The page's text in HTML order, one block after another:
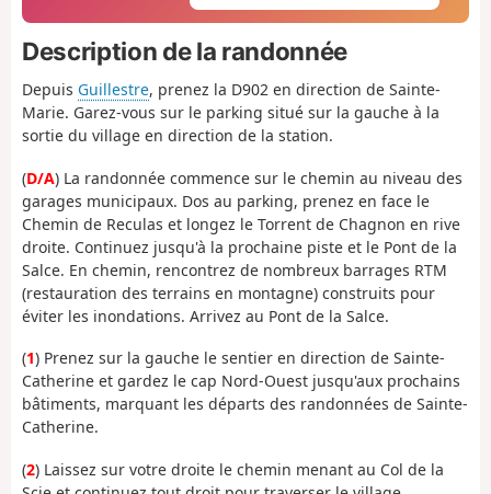
Description de la randonnée
Depuis Guillestre, prenez la D902 en direction de Sainte-
Marie. Garez-vous sur le parking situé sur la gauche à la
sortie du village en direction de la station.
(D/A) La randonnée commence sur le chemin au niveau des
garages municipaux. Dos au parking, prenez en face le
Chemin de Reculas et longez le Torrent de Chagnon en rive
droite. Continuez jusqu'à la prochaine piste et le Pont de la
Salce. En chemin, rencontrez de nombreux barrages RTM
(restauration des terrains en montagne) construits pour
éviter les inondations. Arrivez au Pont de la Salce.
(1) Prenez sur la gauche le sentier en direction de Sainte-
Catherine et gardez le cap Nord-Ouest jusqu'aux prochains
bâtiments, marquant les départs des randonnées de Sainte-
Catherine.
(2) Laissez sur votre droite le chemin menant au Col de la